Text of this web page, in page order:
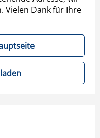
Vielen Dank für Ihre